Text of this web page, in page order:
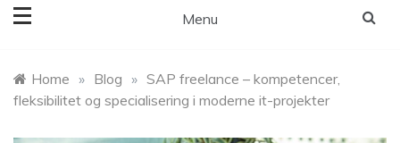
Menu
Home » Blog » SAP freelance – kompetencer,
fleksibilitet og specialisering i moderne it-projekter